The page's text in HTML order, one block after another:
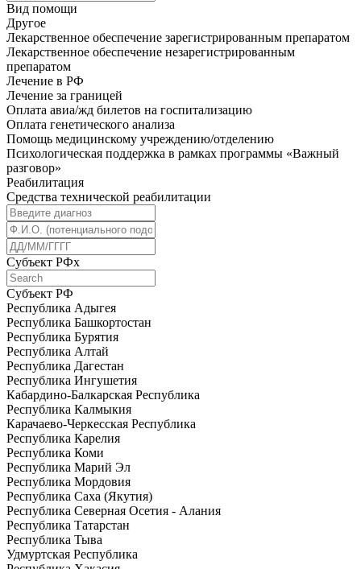
Вид помощи
Другое
Лекарственное обеспечение зарегистрированным препаратом
Лекарственное обеспечение незарегистрированным
препаратом
Лечение в РФ
Лечение за границей
Оплата авиа/жд билетов на госпитализацию
Оплата генетического анализа
Помощь медицинскому учреждению/отделению
Психологическая поддержка в рамках программы «Важный
разговор»
Реабилитация
Средства технической реабилитации
Субъект РФx
Субъект РФ
Республика Адыгея
Республика Башкортостан
Республика Бурятия
Республика Алтай
Республика Дагестан
Республика Ингушетия
Кабардино-Балкарская Республика
Республика Калмыкия
Карачаево-Черкесская Республика
Республика Карелия
Республика Коми
Республика Марий Эл
Республика Мордовия
Республика Саха (Якутия)
Республика Северная Осетия - Алания
Республика Татарстан
Республика Тыва
Удмуртская Республика